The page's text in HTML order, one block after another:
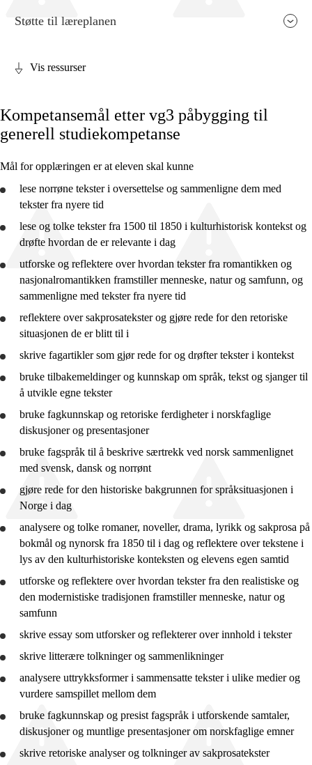
Kjerneelementer
Tverrfaglige temaer
Grunnleggende ferdigheter
2. trinn
4. trinn
7. trinn
10. trinn
Vg2 yrkesfag
Vg1 studieforberedende
Vg3 studieforberedende
Vg3 påbygg
Støtte til læreplanen
Vis ressurser
Kompetansemål etter vg3 påbygging til
generell studiekompetanse
Mål for opplæringen er at eleven skal kunne
lese norrøne tekster i oversettelse og sammenligne dem med
tekster fra nyere tid
lese og tolke tekster fra 1500 til 1850 i kulturhistorisk kontekst og
drøfte hvordan de er relevante i dag
utforske og reflektere over hvordan tekster fra romantikken og
nasjonalromantikken framstiller menneske, natur og samfunn, og
sammenligne med tekster fra nyere tid
reflektere over sakprosatekster og gjøre rede forden retoriske
situasjonen de er blitt til i
skrive fagartikler som gjør rede for og drøfter tekster i kontekst
bruke tilbakemeldinger og kunnskap om språk, tekst og sjanger til
å utvikle egne tekster
bruke fagkunnskap og retoriske ferdigheter i norskfaglige
diskusjoner og presentasjoner
bruke fagspråk til å beskrive særtrekk ved norsk sammenlignet
med svensk, dansk og norrønt
gjøre rede forden historiske bakgrunnen for språksituasjonen i
Norge i dag
analysere og tolke romaner, noveller, drama, lyrikk og sakprosa på
bokmål og nynorsk fra 1850 til i dag og reflektere over tekstene i
lys av den kulturhistoriske konteksten og elevens egen samtid
utforske og reflektere over hvordan tekster fra den realistiske og
den modernistiske tradisjonen framstiller menneske, natur og
samfunn
skrive essay som utforsker og reflekterer over innhold i tekster
skrive litterære tolkninger og sammenlikninger
analysere uttrykksformer i sammensatte tekster i ulike medier og
vurdere samspillet mellom dem
bruke fagkunnskap og presist fagspråk i utforskende samtaler,
diskusjoner og muntlige presentasjoner om norskfaglige emner
skrive retoriske analyser og tolkninger av sakprosatekster